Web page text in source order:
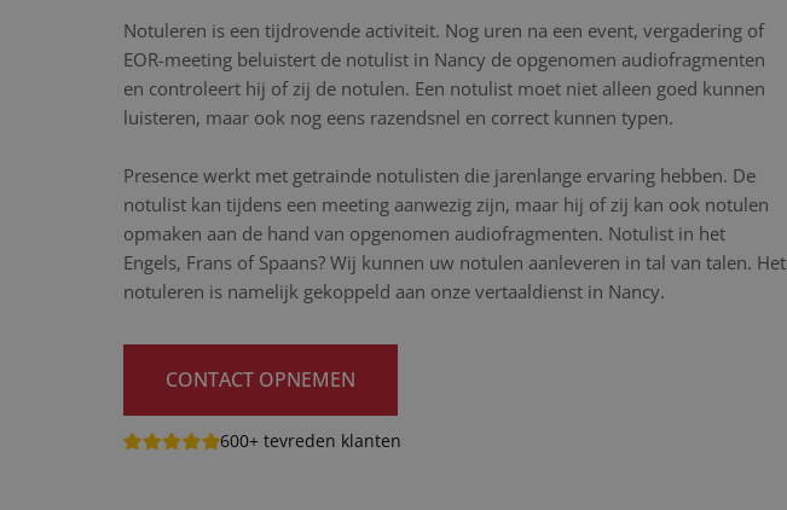
Notuleren is een tijdrovende activiteit. Nog uren na een event, vergadering of
EOR-meeting beluistert de notulist in Nancy de opgenomen audiofragmenten
en controleert hij of zij de notulen. Een notulist moet niet alleen goed kunnen
luisteren, maar ook nog eens razendsnel en correct kunnen typen.
Presence werkt met getrainde notulisten die jarenlange ervaring hebben. De
notulist kan tijdens een meeting aanwezig zijn, maar hij of zij kan ook notulen
opmaken aan de hand van opgenomen audiofragmenten. Notulist in het
Engels, Frans of Spaans? Wij kunnen uw notulen aanleveren in tal van talen. Het
notuleren is namelijk gekoppeld aan onze vertaaldienst in Nancy.
CONTACT OPNEMEN
600+ tevreden klanten